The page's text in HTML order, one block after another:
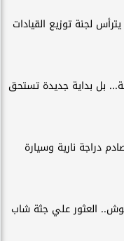
لجنة توزيع القيادات
بل بداية جديدة تستحق
دراجة نارية وسيارة
العثور علي جثة شاب